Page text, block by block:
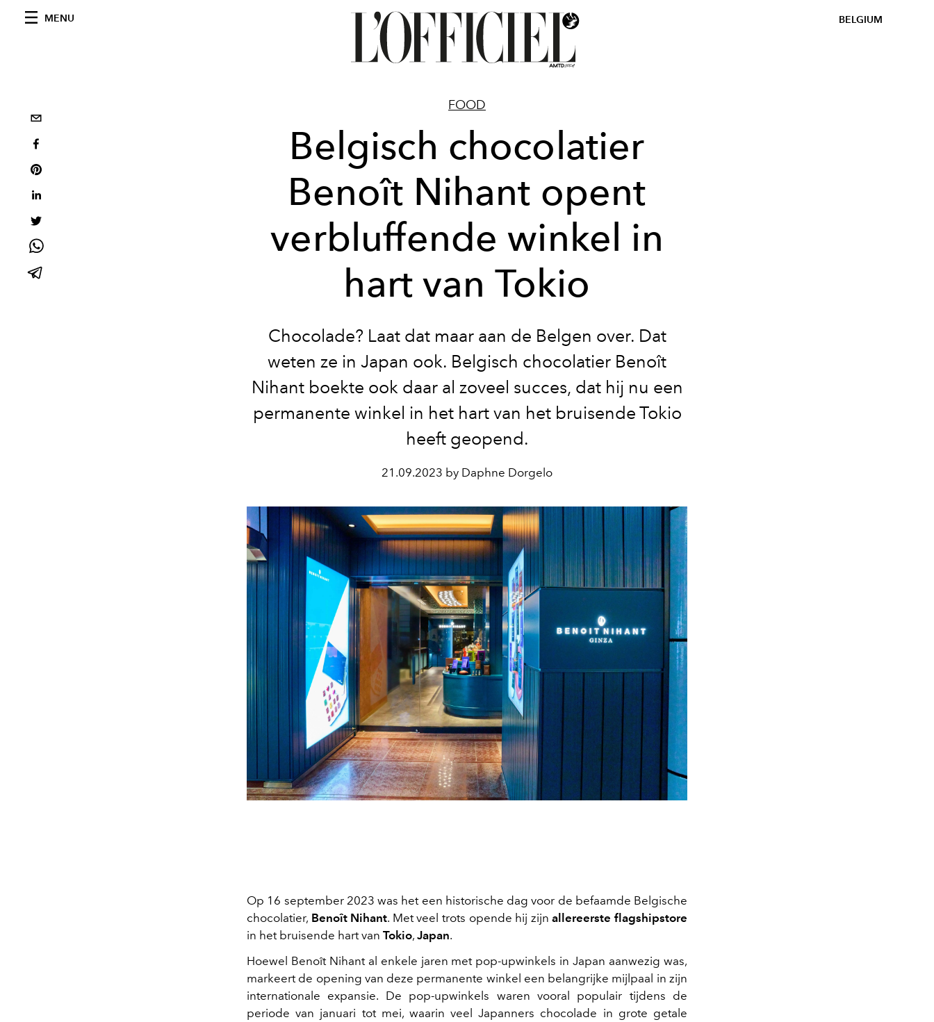
MENU BELGIUM
FOOD
Belgisch chocolatier
Benoît Nihant opent
verbluffende winkel in
hart van Tokio
Chocolade? Laat dat maar aan de Belgen over. Dat
weten ze in Japan ook. Belgisch chocolatier Benoît
Nihant boekte ook daar al zoveel succes, dat hij nu een
permanente winkel in het hart van het bruisende Tokio
heeft geopend.
21.09.2023 by Daphne Dorgelo
Op 16 september 2023 was het een historische dag voor de befaamde Belgische
chocolatier, Benoît Nihant. Met veel trots opende hij zijnallereerste flagshipstore
in het bruisende hart van Tokio, Japan.
Hoewel Benoît Nihant al enkele jaren met pop-upwinkels in Japan aanwezig was,
markeert de opening van deze permanente winkel een belangrijke mijlpaal in zijn
internationale expansie. De pop-upwinkels waren vooral populair tijdens de
periode van januari tot mei, waarin veel Japanners chocolade in grote getale